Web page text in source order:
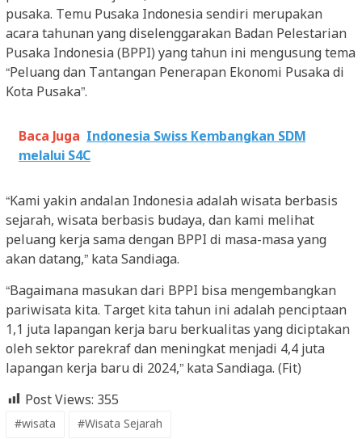
pusaka. Temu Pusaka Indonesia sendiri merupakan
acara tahunan yang diselenggarakan Badan Pelestarian
Pusaka Indonesia (BPPI) yang tahun ini mengusung tema
“Peluang dan Tantangan Penerapan Ekonomi Pusaka di
Kota Pusaka”.
Baca Juga Indonesia Swiss Kembangkan SDM
melalui S4C
“Kami yakin andalan Indonesia adalah wisata berbasis
sejarah, wisata berbasis budaya, dan kami melihat
peluang kerja sama dengan BPPI di masa-masa yang
akan datang,” kata Sandiaga.
“Bagaimana masukan dari BPPI bisa mengembangkan
pariwisata kita. Target kita tahun ini adalah penciptaan
1,1 juta lapangan kerja baru berkualitas yang diciptakan
oleh sektor parekraf dan meningkat menjadi 4,4 juta
lapangan kerja baru di 2024,” kata Sandiaga. (Fit)
Post Views: 355
#wisata #Wisata Sejarah